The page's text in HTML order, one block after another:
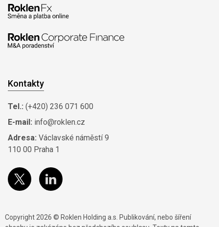
Kontakty
Tel.: (+420) 236 071 600
E-mail: info@roklen.cz
Adresa: Václavské náměstí 9
110 00 Praha 1
Copyright 2026 © Roklen Holding a.s. Publikování, nebo šíření